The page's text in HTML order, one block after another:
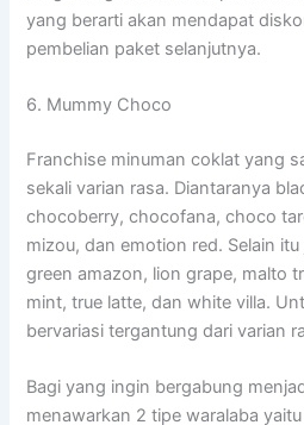
yang berarti akan mendapat
pembelian paket selanjutnya.
6. Mummy Choco
Franchise minuman coklat yang
sekali varian rasa. Diantaranya
chocoberry, chocofana, choco
mizou, dan emotion red. Selain
green amazon, lion grape, malto
mint, true latte, dan white villa.
bervariasi tergantung dari varian
Bagi yang ingin bergabung
menawarkan 2 tipe waralaba